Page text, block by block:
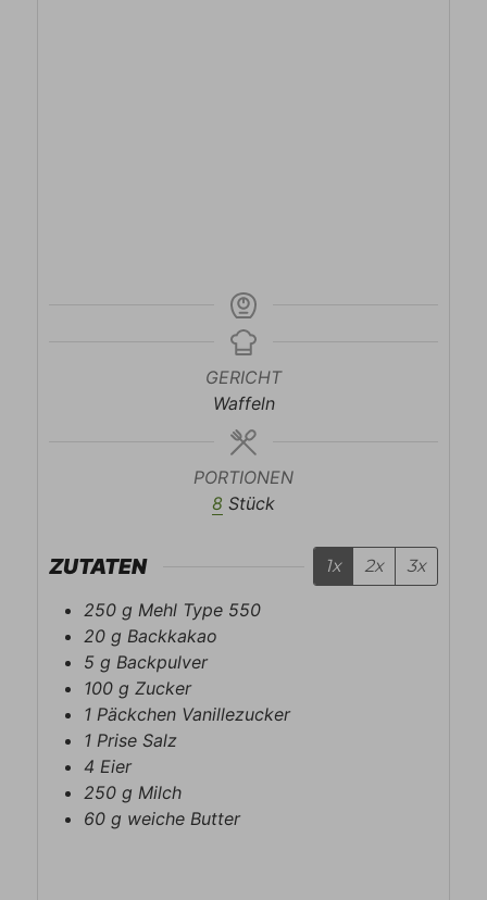
GERICHT
Waffeln
PORTIONEN
8 Stück
ZUTATEN 1x 2x 3x
250 g Mehl Type 550
20 g Backkakao
5g Backpulver
100 g Zucker
1 Päckchen Vanillezucker
1 Prise Salz
4 Eier
250 g Milch
60 g weiche Butter